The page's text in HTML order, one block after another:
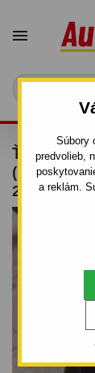
Súbory
predvolieb,
a reklám.

ŤAŽNÉ
(FB) -
2001/04